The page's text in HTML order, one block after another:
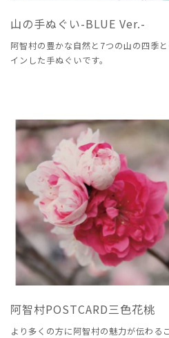
山の手ぬぐい-BLUE Ver.-
阿智村の豊かな自然と7つの山の四季
インした手ぬぐいです。
阿智村POSTCARD三色花桃
より多くの方に阿智村の魅力が伝わる